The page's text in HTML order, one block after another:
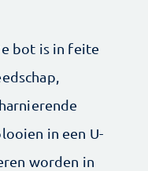
bot is in feite
in een U-
worden in